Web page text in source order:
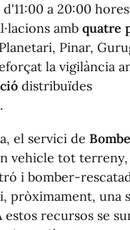
d'11:00 a 20:00
amb quatre
Pinar,
la vigilància
distribuïdes
el servici de
vehicle tot
i bomber-
pròximament, una
estos recursos se